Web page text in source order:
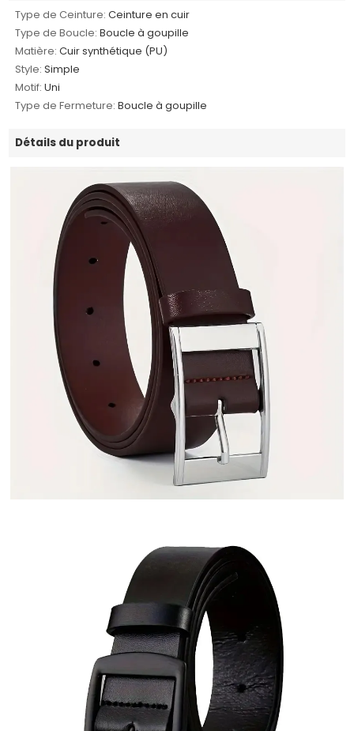
Type de Ceinture: Ceinture en cuir
Type de Boucle: Boucle à goupille
Matière: Cuir synthétique (PU)
Style: Simple
Motif: Uni
Type de Fermeture: Boucle à goupille
Détails du produit